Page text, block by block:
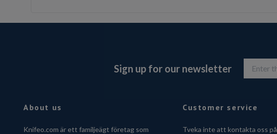
Sign up for our newsletter
About us
Knifeo.com är ett familjeägt företag som
Customer service
Tveka inte att kontakta oss på